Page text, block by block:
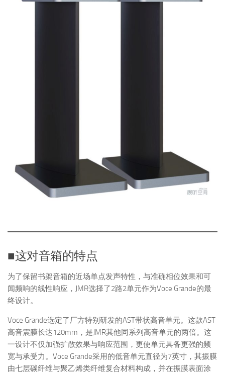
■这对音箱的特点
为了保留书架音箱的近场单点发声特性，与准确相位效果和可
闻频响的线性响应，JMR选择了2路2单元作为Voce Grande的最
终设计。
Voce Grande选定了厂方特别研发的AST带状高音单元。这款AST
高音震膜长达120mm，是JMR其他同系列高音单元的两倍。这
一设计不仅加强扩散效果与响应范围，更使单元具备更强的频
宽与承受力。Voce Grande采用的低音单元直径为7英寸，其振膜
由七层碳纤维与聚乙烯类纤维复合材料构成，并在振膜表面涂